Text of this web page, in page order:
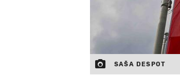
SAŠA DESPOT